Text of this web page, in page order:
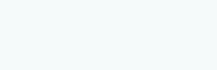
veya
İpucu: